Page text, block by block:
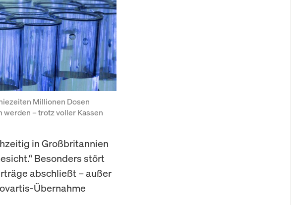
Millionen Dosen
– trotz voller Kassen
in Großbritannien
Besonders stört
abschließt – außer
Übernahme